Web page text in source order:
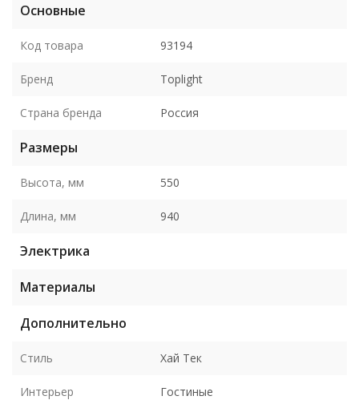
Основные
Код товара 93194
Бренд Toplight
Страна бренда Россия
Размеры
Высота, мм 550
Длина, мм 940
Электрика
Материалы
Дополнительно
Стиль Хай Тек
Интерьер Гостиные